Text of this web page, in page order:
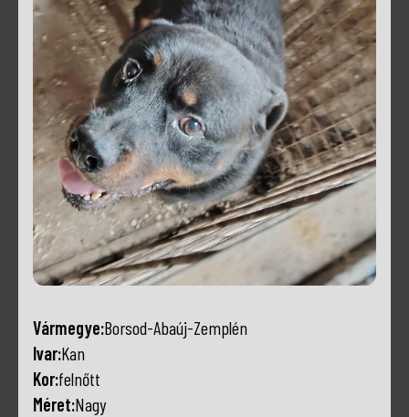
Vármegye:Borsod-Abaúj-Zemplén
Ivar:Kan
Kor:felnőtt
Méret:Nagy